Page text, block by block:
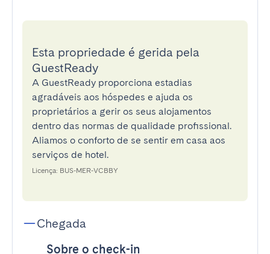
Esta propriedade é gerida pela
GuestReady
A GuestReady proporciona estadias
agradáveis aos hóspedes e ajuda os
proprietários a gerir os seus alojamentos
dentro das normas de qualidade profissional.
Aliamos o conforto de se sentir em casa aos
serviços de hotel.
Licença: BUS-MER-VCBBY
Chegada
Sobre o check-in